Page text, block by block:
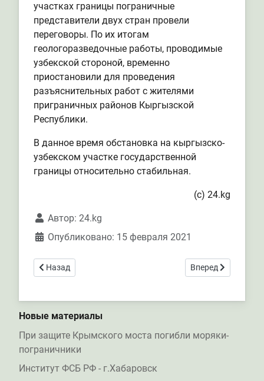
участках границы пограничные
представители двух стран провели
переговоры. По их итогам
геологоразведочные работы, проводимые
узбекской стороной, временно
приостановили для проведения
разъяснительных работ с жителями
приграничных районов Кыргызской
Республики.
В данное время обстановка на кыргызско-
узбекском участке государственной
границы относительно стабильная.
(с) 24.kg
Автор: 24.kg
Опубликовано: 15 февраля 2021
Предыдущий: Пограничники ловят ледовых гонщиков в
Назад Следующий:
Вперед
Новые материалы
При защите Крымского моста погибли моряки-
пограничники
Институт ФСБ РФ - г.Хабаровск